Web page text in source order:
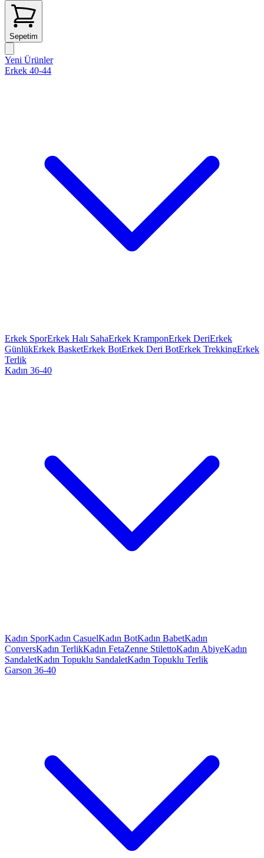
Sepetim
Yeni Ürünler
Erkek 40-44
Erkek SporErkek Halı SahaErkek KramponErkek DeriErkek
GünlükErkek BasketErkek BotErkek Deri BotErkek TrekkingErkek
Terlik
Kadın 36-40
Kadın SporKadın CasuelKadın BotKadın BabetKadın
ConversKadın TerlikKadın FetaZenne StilettoKadın AbiyeKadın
SandaletKadın Topuklu SandaletKadın Topuklu Terlik
Garson 36-40